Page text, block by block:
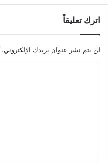
اترك تعليقاً
لن يتم نشر عنوان بريدك الإلكتروني.